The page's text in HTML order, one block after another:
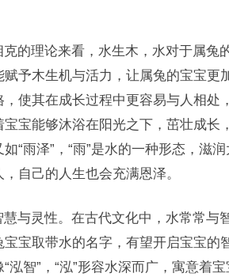
克的理论来看，水生木，水对于属
赋予木生机与活力，让属兔的宝宝
使其在成长过程中更容易与人相处
宝能够沐浴在阳光之下，茁壮成长
“雨泽”，“雨”是水的一种形态，滋
自己的人生也会充满恩泽。
慧与灵性。在古代文化中，水常常与
宝取带水的名字，有望开启宝宝的
泓智”，“泓”形容水深而广，寓意着